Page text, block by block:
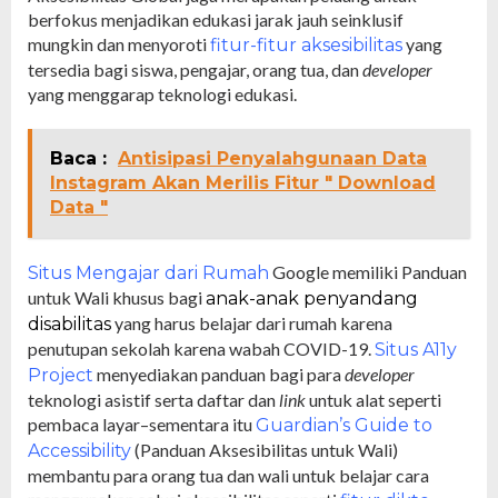
berfokus menjadikan edukasi jarak jauh seinklusif
mungkin dan menyorotifitur-fitur aksesibilitasyang
tersedia bagi siswa, pengajar, orang tua, dandeveloper
yang menggarap teknologi edukasi.
Baca : Antisipasi Penyalahgunaan Data
Instagram Akan Merilis Fitur " Download
Data "
Situs Mengajar dari Rumah Google memiliki Panduan
untuk Wali khusus bagianak-anak penyandang
disabilitasyang harus belajar dari rumah karena
penutupan sekolah karena wabah COVID-19.Situs A11y
Project menyediakan panduan bagi paradeveloper
teknologi asistif serta daftar dan linkuntuk alat seperti
pembaca layar–sementara ituGuardian’s Guide to
Accessibility(Panduan Aksesibilitas untuk Wali)
membantu para orang tua dan wali untuk belajar cara